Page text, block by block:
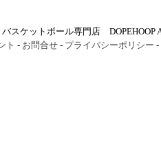
バスケットボール専門店 DOPEHOOP
ト - お問合せ - プライバシーポリシー -